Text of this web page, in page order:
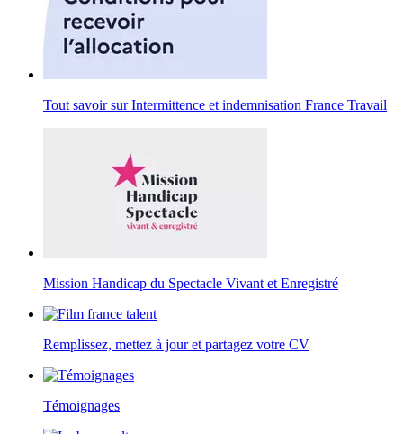
Tout savoir sur Intermittence et indemnisation France Travail
Mission Handicap du Spectacle Vivant et Enregistré
Remplissez, mettez à jour et partagez votre CV
Témoignages